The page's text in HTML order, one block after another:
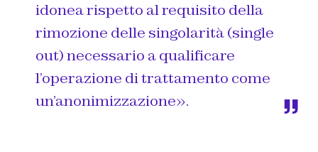
idonea rispetto al requisito della
rimozione delle singolarità (single
out) necessario a qualificare
l’operazione di trattamento come
un’anonimizzazione».